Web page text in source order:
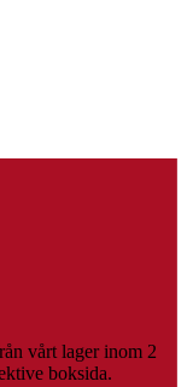
vårt lager inom 2
boksida.